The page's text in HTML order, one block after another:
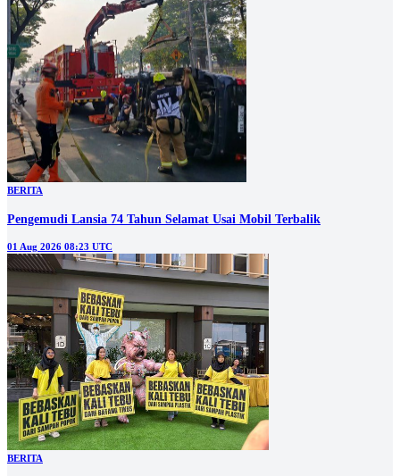
BERITA
Pengemudi Lansia 74 Tahun Selamat Usai Mobil Terbalik
01 Aug 2026 08:23 UTC
BERITA